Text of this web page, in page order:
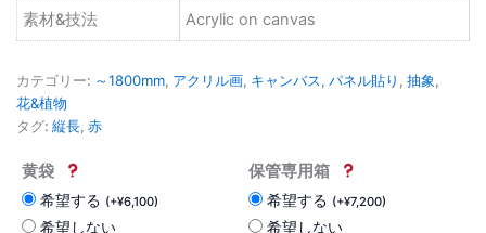
素材&技法 Acrylic on canvas
カテゴリー: ～1800mm, アクリル画, キャンバス, パネル貼り , 抽象,
花&植物
タグ: 縦長, 赤
黄袋
希望する (+¥6,100)
希望しない
保管専用箱
希望する (+¥7,200)
希望しない